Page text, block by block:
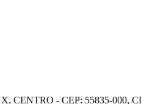
CENTRO - CEP: 55835-000,